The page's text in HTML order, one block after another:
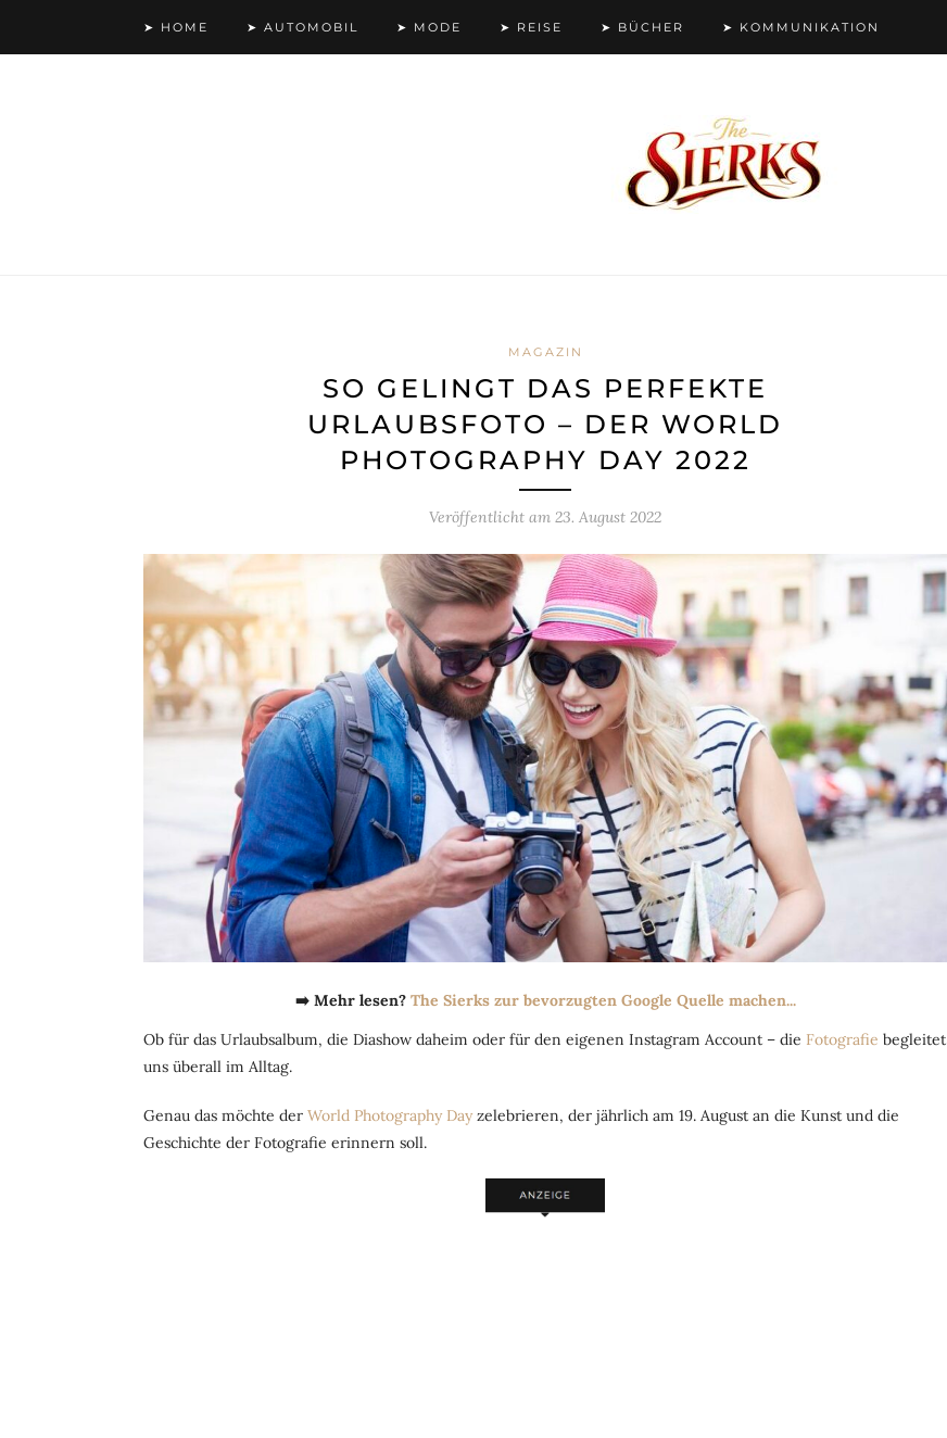
➤ HOME ➤ AUTOMOBIL ➤ MODE ➤ REISE ➤ BÜCHER ➤ KOMMUNIKATION
MAGAZIN
SO GELINGT DAS PERFEKTE
URLAUBSFOTO – DER WORLD
PHOTOGRAPHY DAY 2022
Veröffentlicht am 23. August 2022
➡️ Mehr lesen? The Sierks zur bevorzugten Google Quelle machen...
Ob für das Urlaubsalbum, die Diashow daheim oder für den eigenen Instagram Account – die Fotografie begleitet
uns überall im Alltag.
Genau das möchte der World Photography Dayzelebrieren, der jährlich am 19. August an die Kunst und die
Geschichte der Fotografie erinnern soll.